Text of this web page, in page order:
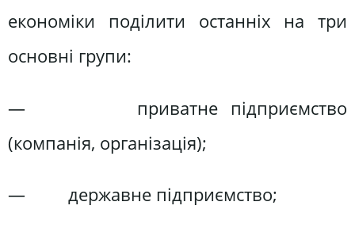
економіки поділити останніх на три
основні групи:
— приватне підприємство
(компанія, організація);
— державне підприємство;